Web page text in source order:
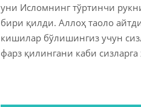
уни Исломнинг тўртинчи
бири қилди. Аллоҳ таоло
кишилар бўлишингиз учун
фарз қилингани каби